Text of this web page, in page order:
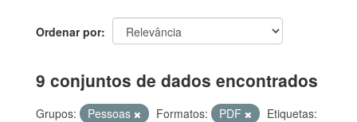
Ordenar por
9 conjuntos de dados encontrados
Grupos: Pessoas Formatos: PDF
Etiquetas: